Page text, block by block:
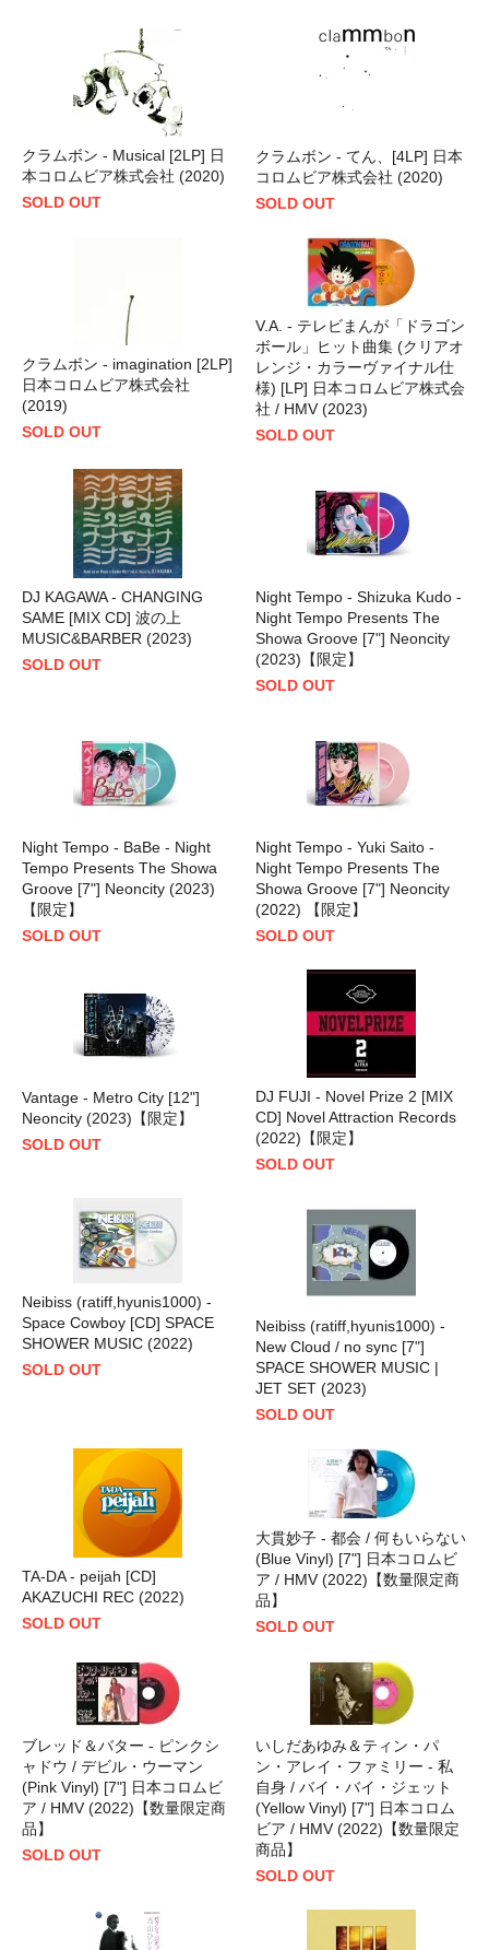
クラムボン - Musical [2LP] 日
本コロムビア株式会社 (2020)
SOLD OUT
クラムボン - てん、[4LP] 日本
コロムビア株式会社 (2020)
SOLD OUT
クラムボン - imagination [2LP]
日本コロムビア株式会社
(2019)
SOLD OUT
V.A. - テレビまんが「ドラゴン
ボール」ヒット曲集 (クリアオ
レンジ・カラーヴァイナル仕
様) [LP] 日本コロムビア株式会
社 / HMV (2023)
SOLD OUT
DJ KAGAWA - CHANGING
SAME [MIX CD] 波の上
MUSIC&BARBER (2023)
SOLD OUT
Night Tempo - Shizuka Kudo -
Night Tempo Presents The
Showa Groove [7"] Neoncity
(2023)【限定】
SOLD OUT
Night Tempo - BaBe - Night
Tempo Presents The Showa
Groove [7"] Neoncity (2023)
【限定】
SOLD OUT
Night Tempo - Yuki Saito -
Night Tempo Presents The
Showa Groove [7"] Neoncity
(2022) 【限定】
SOLD OUT
Vantage - Metro City [12"]
Neoncity (2023)【限定】
SOLD OUT
DJ FUJI - Novel Prize 2 [MIX
CD] Novel Attraction Records
(2022)【限定】
SOLD OUT
Neibiss (ratiff,hyunis1000) -
Space Cowboy [CD] SPACE
SHOWER MUSIC (2022)
SOLD OUT
Neibiss (ratiff,hyunis1000) -
New Cloud / no sync [7"]
SPACE SHOWER MUSIC |
JET SET (2023)
SOLD OUT
TA-DA - peijah [CD]
AKAZUCHI REC (2022)
SOLD OUT
大貫妙子 - 都会 / 何もいらない
(Blue Vinyl) [7"] 日本コロムビ
ア / HMV (2022)【数量限定商
品】
SOLD OUT
ブレッド＆バター - ピンクシ
ャドウ / デビル・ウーマン
(Pink Vinyl) [7"] 日本コロムビ
ア / HMV (2022)【数量限定商
品】
SOLD OUT
いしだあゆみ＆ティン・パ
ン・アレイ・ファミリー - 私
自身 / バイ・バイ・ジェット
(Yellow Vinyl) [7"] 日本コロム
ビア / HMV (2022)【数量限定
商品】
SOLD OUT